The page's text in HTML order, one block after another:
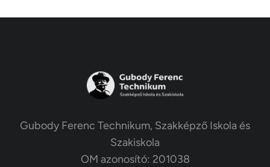
Gubody Ferenc Technikum, Szakképző Iskola és
Szakiskola
OM azonosító: 201038